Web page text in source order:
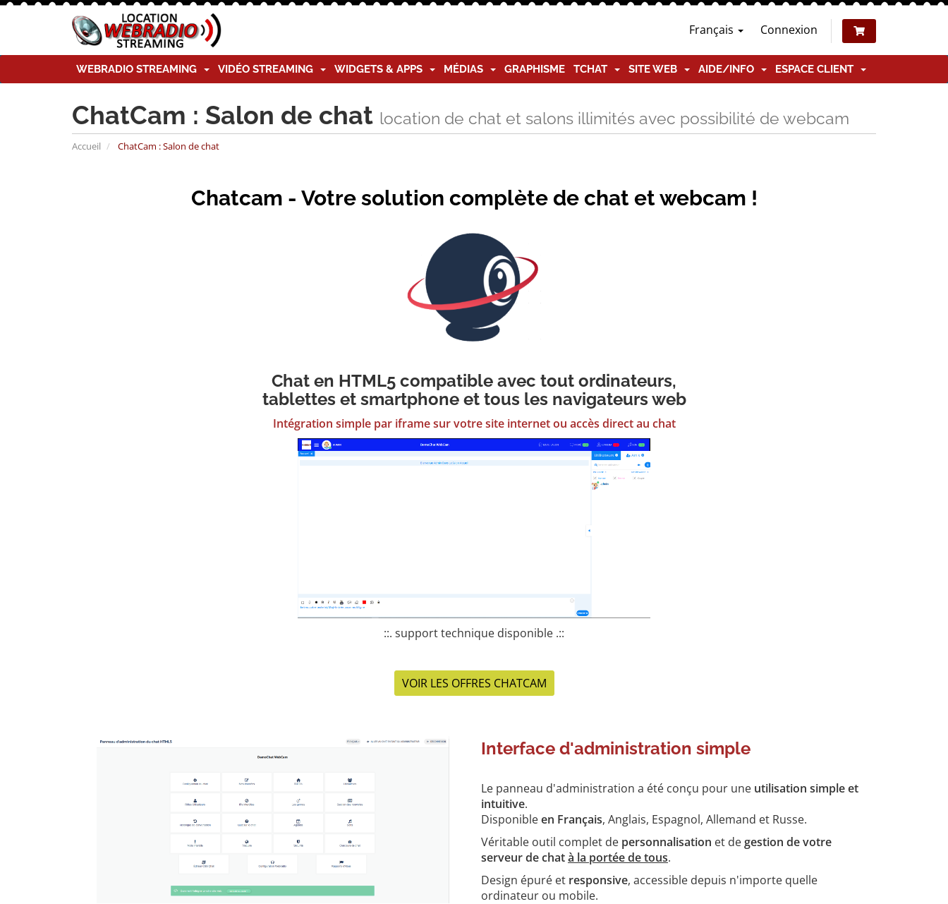
Français Connexion
WEBRADIO STREAMING VIDÉO STREAMING WIDGETS & APPS MÉDIAS GRAPHISME TCHAT SITE WEB AIDE/INFO ESPACE CLIENT
ChatCam : Salon de chat location de chat et salons illimités avec possibilité de webcam
Accueil ChatCam : Salon de chat
Chatcam - Votre solution complète de chat et webcam !
Chat en HTML5 compatible avec tout ordinateurs,
tablettes et smartphone et tous les navigateurs web
Intégration simple par iframe sur votre site internet ou accès direct au chat
::. support technique disponible .::
VOIR LES OFFRES CHATCAM
Interface d'administration simple
Le panneau d'administration a été conçu pour une utilisation simple et
intuitive.
Disponibleen Français, Anglais, Espagnol, Allemand et Russe.
Véritable outil complet de personnalisation et degestion de votre
serveur de chatà la portée de tous.
Design épuré et responsive, accessible depuis n'importe quelle
ordinateur ou mobile.